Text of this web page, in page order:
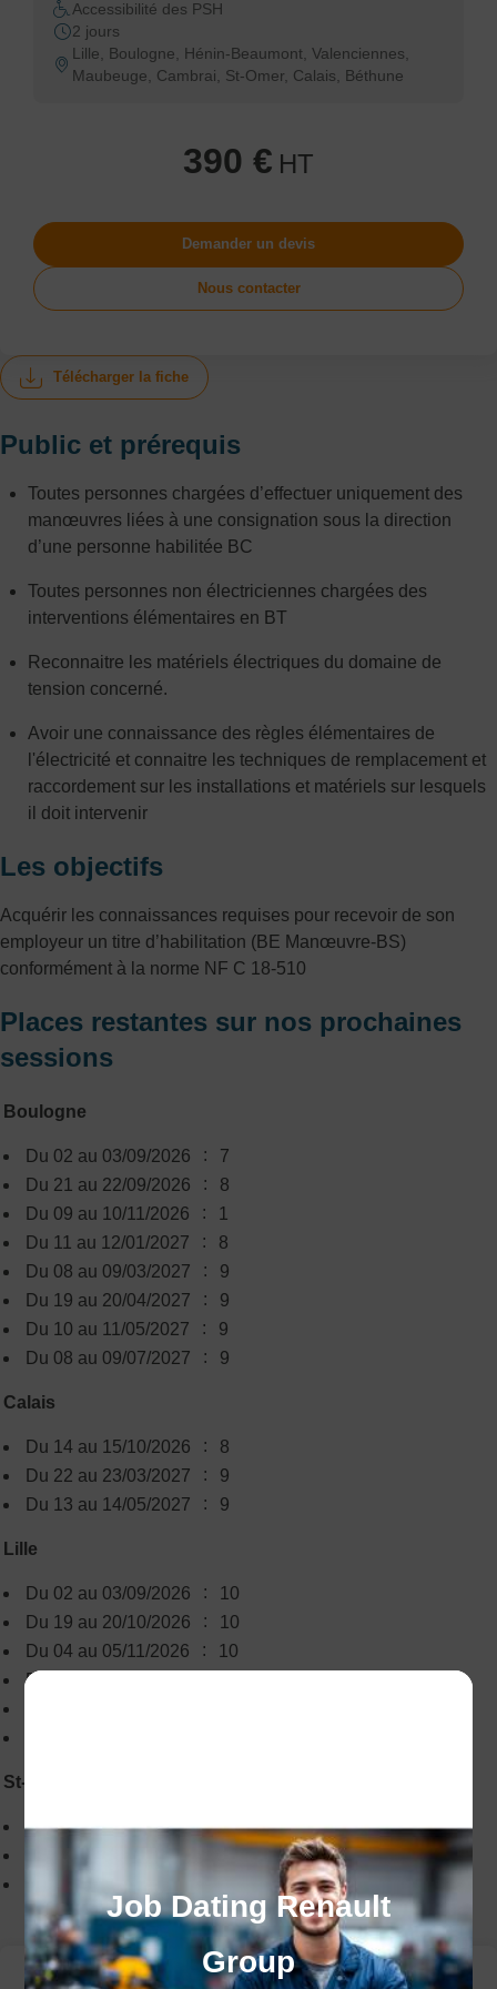
Job Dating Renault
Group
Télécharger la fiche
Public et prérequis
Toutes personnes chargées d’effectuer uniquement des
manœuvres liées à une consignation sous la direction
d’une personne habilitée BC
Toutes personnes non électriciennes chargées des
interventions élémentaires en BT
Reconnaitre les matériels électriques du domaine de
tension concerné.
Avoir une connaissance des règles élémentaires de
l'électricité et connaitre les techniques de remplacement et
raccordement sur les installations et matériels sur lesquels
il doit intervenir
Les objectifs
Acquérir les connaissances requises pour recevoir de son
employeur un titre d’habilitation (BE Manœuvre-BS)
conformément à la norme NF C 18-510
Places restantes sur nos prochaines
sessions
Boulogne
Du 02 au 03/09/2026 :
7
Du 21 au 22/09/2026
:
8
Du 09 au 10/11/2026
:
1
Du 11 au 12/01/2027
:
8
Du 08 au 09/03/2027
:
9
Du 19 au 20/04/2027
:
9
Du 10 au 11/05/2027
:
9
Du 08 au 09/07/2027
: 9
Calais
Du 14 au 15/10/2026 :
8
Du 22 au 23/03/2027
:
9
Du 13 au 14/05/2027
: 9
Lille
Du 02 au 03/09/2026 :
10
Du 19 au 20/10/2026
:
10
Du 04 au 05/11/2026
:
10
Du 01 au 02/12/2026
St-Omer
Du 14 au 15/12/2026 :
10
Du 18 au 19/01/2027
Du 18 au 19/05/2027
Les méthodes pédagogiques et
Accessibilité des PSH
2 jours
Lille, Boulogne, Hénin-Beaumont, Valenciennes,
Maubeuge, Cambrai, St-Omer, Calais, Béthune
390 € HT
Demander un devis
Nous contacter